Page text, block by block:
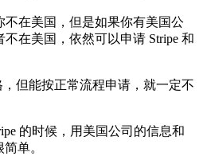
在美国，但是如果你有美国公
在美国，依然可以申请 Stripe 和
，但能按正常流程申请，就一定不
的时候，用美国公司的信息和
单。